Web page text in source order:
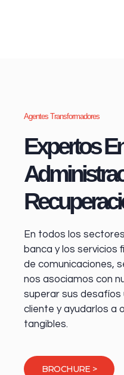
Agentes Transformadores
Expertos
En todos los
banca y los servicios
de comunicaciones,
nos asociamos con
superar sus desafíos
cliente y ayudarlos a
tangibles.
BROCHURE >